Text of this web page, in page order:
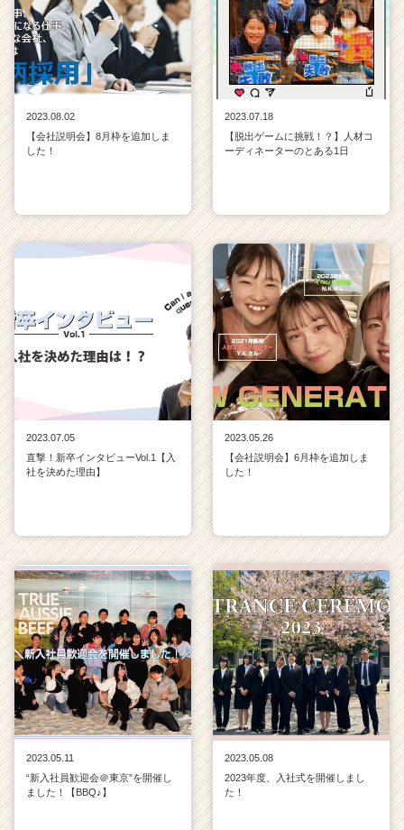
2023.08.02
【会社説明会】8月枠を追加しま
した！
2023.07.18
【脱出ゲームに挑戦！？】人材コ
ーディネーターのとある1日
2023.07.05
直撃！新卒インタビューVol.1【入
社を決めた理由】
2023.05.26
【会社説明会】6月枠を追加しま
した！
2023.05.11
“新入社員歓迎会＠東京”を開催し
ました！【BBQ♪】
2023.05.08
2023年度、入社式を開催しまし
た！